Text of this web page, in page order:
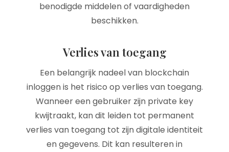
benodigde middelen of vaardigheden
beschikken.
Verlies van toegang
Een belangrijk nadeel van blockchain
inloggen is het risico op verlies van toegang.
Wanneer een gebruiker zijn private key
kwijtraakt, kan dit leiden tot permanent
verlies van toegang tot zijn digitale identiteit
en gegevens. Dit kan resulteren in